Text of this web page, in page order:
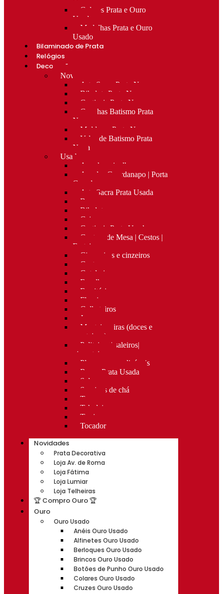
Colares Prata e Ouro
Usado
Medalhas Prata e Ouro
Usado
Bilaminado de Prata
Relógios
Decoração
Novo
Arte Sacra Prata Nova
Bibelots Prata Nova
Castiçais Prata Nova
Conchas Batismo Prata
Nova
Molduras Prata Nova
Velas de Batismo Prata
Nova
Usado
Apanha migalhas
Argolas Guardanapo | Porta
Guardanapos
Arte Sacra Prata Usada
Bar
Bibelots
Caixas
Castiçais Prata Usada
Centros de Mesa | Cestos |
Fruteiras
Cigarreiras e cinzeiros
Costura
Cutelaria
Espelhos
Escritório
Floreiras
Galheteiros
Jarras
Manteigueiras (doces e
manteigas)
Paliteiros | saleiros|
pimenteiros
Placas personalizáveis
Rocas Prata Usada
Salvas
Serviços de chá
Taças
Tabuleiros
Terrinas
Tocador
Novidades
Prata Decorativa
Loja Av. de Roma
Loja Fátima
Loja Lumiar
Loja Telheiras
🏆 Compro Ouro 🏆
Ouro
Ouro Usado
Anéis Ouro Usado
Alfinetes Ouro Usado
Berloques Ouro Usado
Brincos Ouro Usado
Botões de Punho Ouro Usado
Colares Ouro Usado
Cruzes Ouro Usado